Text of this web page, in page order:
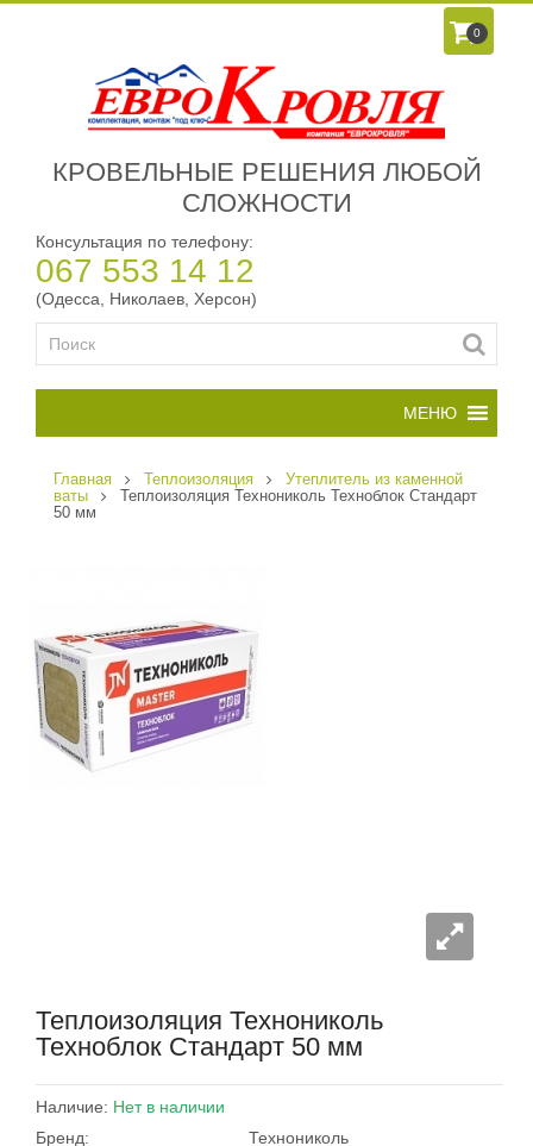
0
КРОВЕЛЬНЫЕ РЕШЕНИЯ ЛЮБОЙ
СЛОЖНОСТИ
Консультация по телефону:
067 553 14 12
(Одесса, Николаев, Херсон)
Главная Теплоизоляция
Утеплитель из каменной
ваты
Теплоизоляция Технониколь Техноблок Стандарт
50 мм
Теплоизоляция Технониколь
Техноблок Стандарт 50 мм
Наличие: Нет в наличии
Бренд:
Технониколь